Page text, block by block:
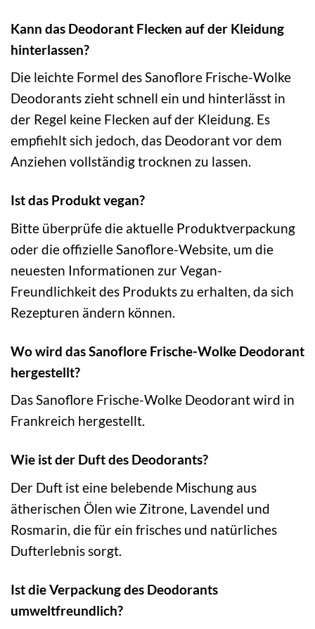
Kann das Deodorant Flecken auf der Kleidung
hinterlassen?
Die leichte Formel des Sanoflore Frische-Wolke
Deodorants zieht schnell ein und hinterlässt in
der Regel keine Flecken auf der Kleidung. Es
empfiehlt sich jedoch, das Deodorant vor dem
Anziehen vollständig trocknen zu lassen.
Ist das Produkt vegan?
Bitte überprüfe die aktuelle Produktverpackung
oder die offizielle Sanoflore-Website, um die
neuesten Informationen zur Vegan-
Freundlichkeit des Produkts zu erhalten, da sich
Rezepturen ändern können.
Wo wird das Sanoflore Frische-Wolke Deodorant
hergestellt?
Das Sanoflore Frische-Wolke Deodorant wird in
Frankreich hergestellt.
Wie ist der Duft des Deodorants?
Der Duft ist eine belebende Mischung aus
ätherischen Ölen wie Zitrone, Lavendel und
Rosmarin, die für ein frisches und natürliches
Dufterlebnis sorgt.
Ist die Verpackung des Deodorants
umweltfreundlich?